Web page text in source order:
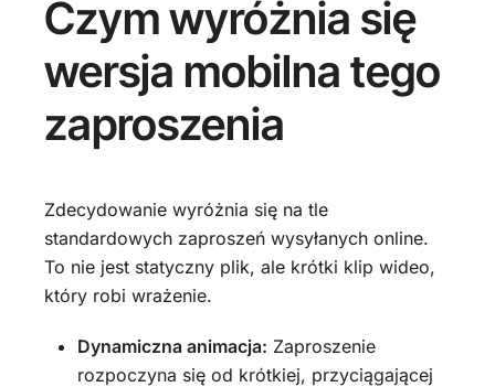
Czym wyróżnia się
wersja mobilna tego
zaproszenia
Zdecydowanie wyróżnia się na tle
standardowych zaproszeń wysyłanych online.
To nie jest statyczny plik, ale krótki klip wideo,
który robi wrażenie.
Dynamiczna animacja: Zaproszenie
rozpoczyna się od krótkiej, przyciągającej